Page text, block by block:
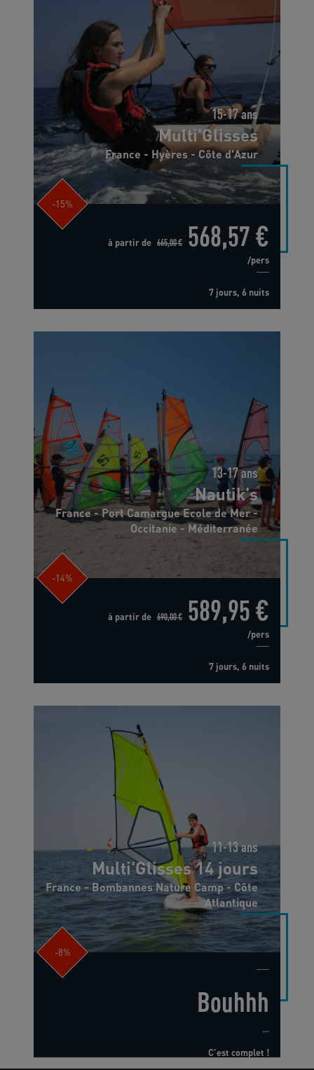
15-17 ans
Multi'Glisses
France - Hyères - Côte d'Azur
-15%
à partir de 665,00 € 568,57 €
/pers
7 jours, 6 nuits
13-17 ans
Nautik's
France - Port Camargue Ecole de Mer -
Occitanie - Méditerranée
-14%
à partir de 690,00 € 589,95 €
/pers
7 jours, 6 nuits
11-13 ans
Multi'Glisses 14 jours
France - Bombannes Nature Camp - Côte
Atlantique
-8%
Bouhhh
...
C’est complet !